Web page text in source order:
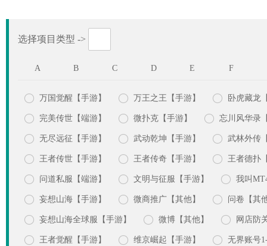
选择项目类型 ->
A B C D E F
 万国觉醒【手游】  万王之王【手游】  卧虎藏龙
 完美传世【端游】  微扑克【手游】  忘川风华录
 无尽远征【手游】  武动乾坤【手游】  武林外传
 王者传世【手游】  王者传奇【手游】  王者德扑
 问道私服【端游】  文明与征服【手游】  我叫
 妄想山海【手游】  微商推广【其他】  问卷【其
 妄想山海全球服【手游】  微博【其他】  网店防
 王者觉醒【手游】  维京崛起【手游】  无界账号